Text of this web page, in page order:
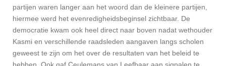
partijen waren langer aan het woord dan de kleinere partijen,
hiermee werd het evenredigheidsbeginsel zichtbaar. De
democratie kwam ook heel direct naar boven nadat wethouder
Kasmi en verschillende raadsleden aangaven langs scholen
geweest te zijn om het over de resultaten van het beleid te
hebben. Ook gaf Ceulemans van Leefbaar aan signalen te